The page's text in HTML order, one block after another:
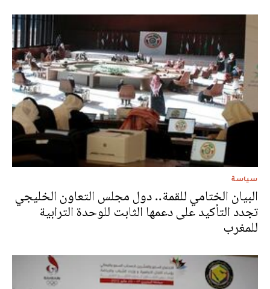
سياسة
البيان الختامي للقمة.. دول مجلس التعاون الخليجي
تجدد التأكيد على دعمها الثابت للوحدة الترابية
للمغرب